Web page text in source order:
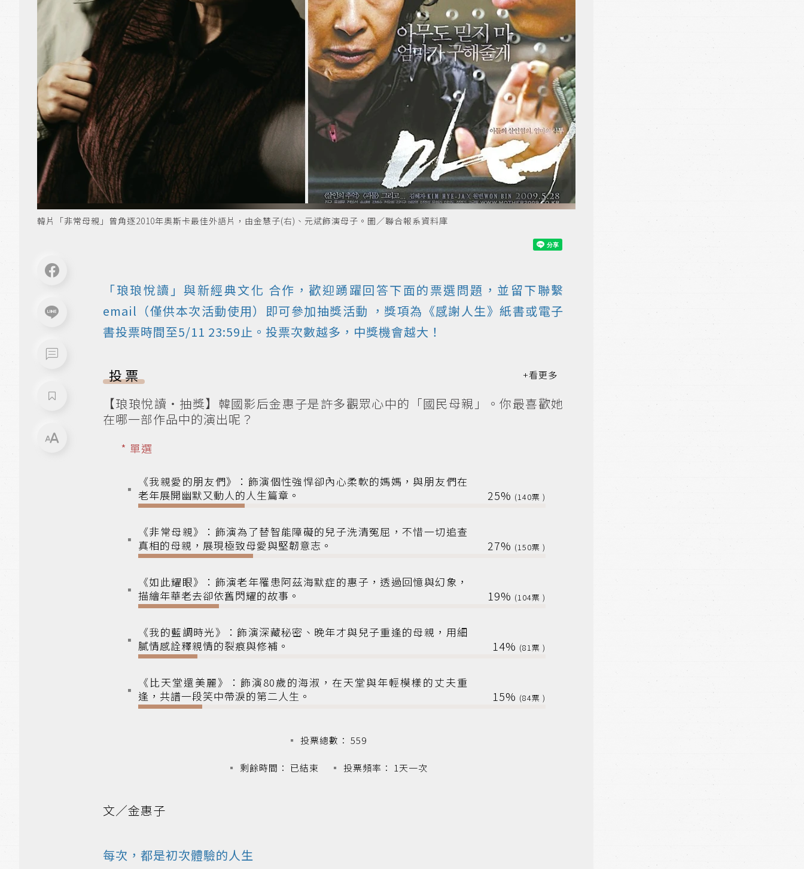
韓片「非常母親」曾角逐2010年奧斯卡最佳外語片，由金慧子(右)、元斌飾演母子。圖／聯合報系資料庫
「琅琅悅讀」與新經典文化 合作，歡迎踴躍回答下面的票選問題，並留下聯繫
email（僅供本次活動使用）即可參加抽獎活動 ，獎項為《感謝人生》紙書或電子
書投票時間至5/11 23:59止。投票次數越多，中獎機會越大！
投票
【琅琅悅讀‧抽獎】韓國影后金惠子是許多觀眾心中的「國民母親」。你最喜歡她
在哪一部作品中的演出呢？
* 單選
《我親愛的朋友們》：飾演個性強悍卻內心柔軟的媽媽，與朋友們在
老年展開幽默又動人的人生篇章。
25% 140
《非常母親》：飾演為了替智能障礙的兒子洗清冤屈，不惜一切追查
真相的母親，展現極致母愛與堅韌意志。
27% 150
《如此耀眼》：飾演老年罹患阿茲海默症的惠子，透過回憶與幻象，
描繪年華老去卻依舊閃耀的故事。
19% 104
《我的藍調時光》：飾演深藏秘密、晚年才與兒子重逢的母親，用細
膩情感詮釋親情的裂痕與修補。
14% 81
《比天堂還美麗》：飾演80歲的海淑，在天堂與年輕模樣的丈夫重
逢，共譜一段笑中帶淚的第二人生。
15% 84
投票總數： 559
剩餘時間： 已結束 投票頻率： 1天一次
文／金惠子
每次，都是初次體驗的人生